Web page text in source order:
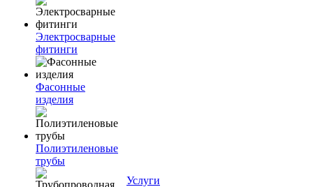
Электросварные
фитинги
Фасонные
изделия
Полиэтиленовые
трубы
Услуги